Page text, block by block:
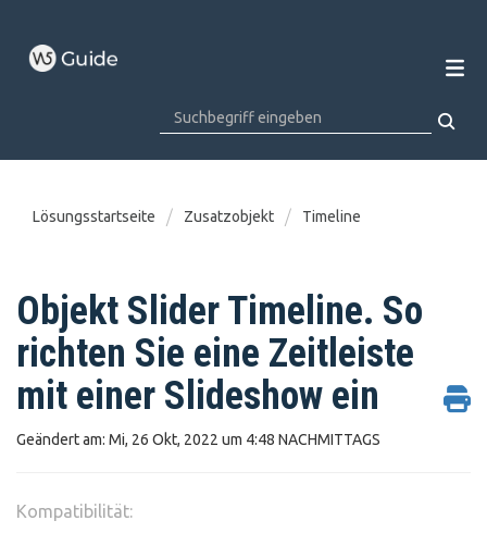
Lösungsstartseite Zusatzobjekt Timeline
Objekt Slider Timeline. So
richten Sie eine Zeitleiste
mit einer Slideshow ein
Geändert am: Mi, 26 Okt, 2022 um 4:48 NACHMITTAGS
Kompatibilität: